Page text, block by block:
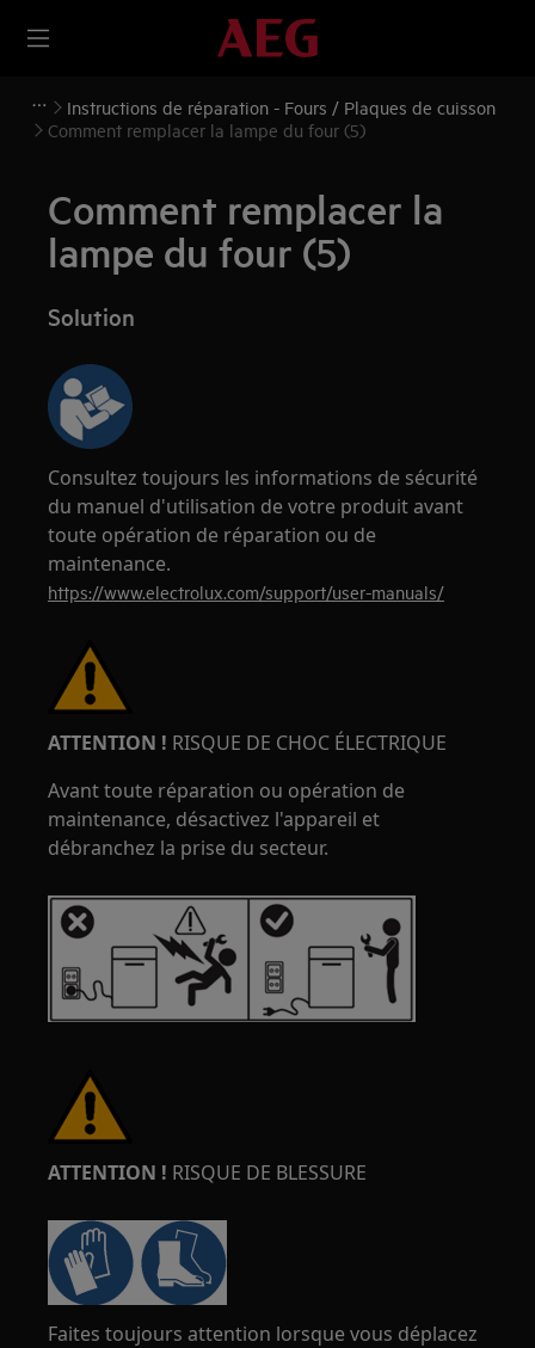
Instructions de réparation - Fours / Plaques de cuisson
Comment remplacer la lampe du four (5)
Comment remplacer la
lampe du four (5)
Solution
Consultez toujours les informations de sécurité
du manuel d'utilisation de votre produit avant
toute opération de réparation ou de
maintenance.
https://www.electrolux.com/support/user-manuals/
ATTENTION ! RISQUE DE CHOC ÉLECTRIQUE
Avant toute réparation ou opération de
maintenance, désactivez l'appareil et
débranchez la prise du secteur.
ATTENTION ! RISQUE DE BLESSURE
Faites toujours attention lorsque vous déplacez